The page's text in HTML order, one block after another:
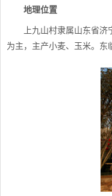
地理位置
上九山村隶属山东省
为主，主产小麦、玉米。东